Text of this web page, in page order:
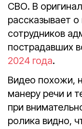
СВО. В
рассказывает о
сотрудников
пострадавших
2024 года.
Видео похожи,
манеру речи и
при
ролика видно,